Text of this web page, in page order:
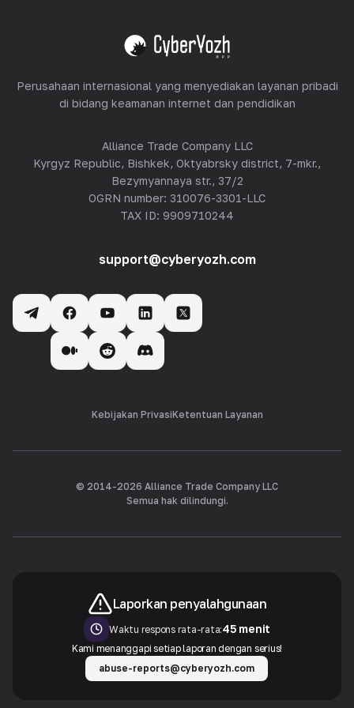
Lihat semua
Perusahaan internasional yang menyediakan layanan pribadi
di bidang keamanan internet dan pendidikan
Alliance Trade Company LLC
Kyrgyz Republic, Bishkek, Oktyabrsky district, 7-mkr.,
Bezymyannaya str., 37/2
OGRN number: 310076-3301-LLC
TAX ID: 9909710244
support@cyberyozh.com
Kebijakan PrivasiKetentuan Layanan
© 2014-2026 Alliance Trade Company LLC
Semua hak dilindungi.
Laporkan penyalahgunaan
Waktu respons rata-rata:45 menit
Kami menanggapi setiap laporan dengan serius!
abuse-reports@cyberyozh.com